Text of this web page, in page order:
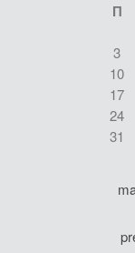
П
3
10
17
24
31